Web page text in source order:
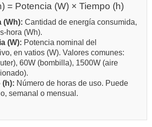
= Potencia (W) × Tiempo (h)
(Wh): Cantidad de energía consumida,
hora (Wh).
(W): Potencia nominal del
en vatios (W). Valores comunes:
60W (bombilla), 1500W (aire
(h): Número de horas de uso. Puede
semanal o mensual.